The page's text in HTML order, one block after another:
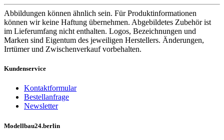
Abbildungen können ähnlich sein. Für Produktinformationen
können wir keine Haftung übernehmen. Abgebildetes Zubehör ist
im Lieferumfang nicht enthalten. Logos, Bezeichnungen und
Marken sind Eigentum des jeweiligen Herstellers. Änderungen,
Irrtümer und Zwischenverkauf vorbehalten.
Kundenservice
Kontaktformular
Bestellanfrage
Newsletter
Modellbau24.berlin